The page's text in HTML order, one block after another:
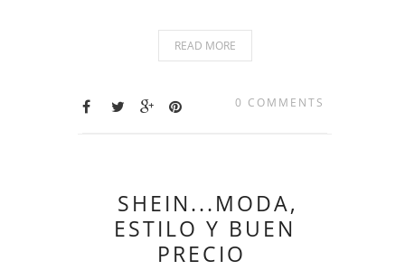
READ MORE
0 COMMENTS
SHEIN...MODA,
ESTILO Y BUEN
PRECIO